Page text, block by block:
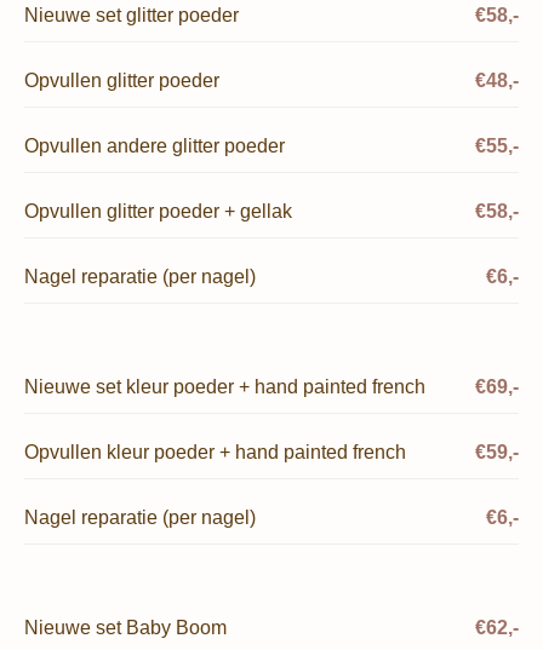
Nieuwe set glitter poeder €58,-
Opvullen glitter poeder €48,-
Opvullen andere glitter poeder €55,-
Opvullen glitter poeder + gellak €58,-
Nagel reparatie (per nagel) €6,-
Nieuwe set kleur poeder + hand painted french €69,-
Opvullen kleur poeder + hand painted french €59,-
Nagel reparatie (per nagel) €6,-
Nieuwe set Baby Boom €62,-